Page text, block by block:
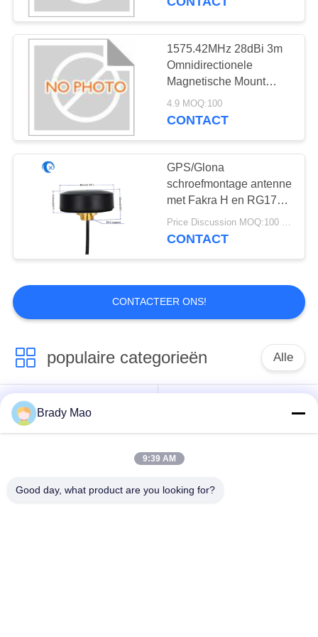
Coaxiale de
Kabelassemblage
van rf
CNC
Machinehardware
18
1575.42MHz 28dBi 3m
Omnidirectionele
Magnetische Mount
GPS Active Antenna
Aerial Sam Connector
4.9 MOQ:100
CONTACT
GPS/Glona
schroefmontage antenne
met Fakra H en RG174
met IP68 waterdicht
Price Discussion MOQ:100 stuks
CONTACT
CONTACTEER ONS!
populaire categorieën Alle
De Antenne van
Omniwifi
De Antenne van het
Brady Mao
9:39 AM
Good day, what product are you looking for?